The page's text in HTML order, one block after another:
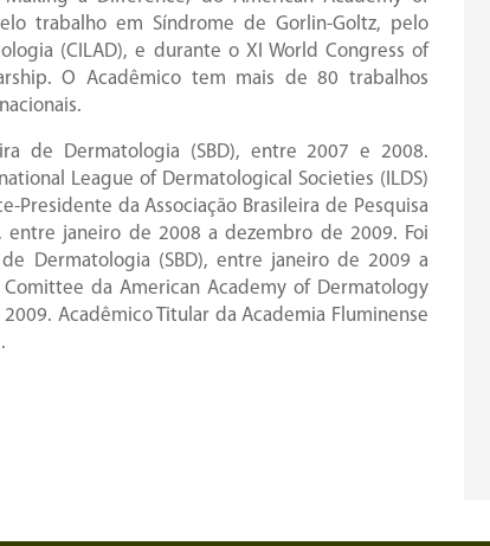
trabalho em Síndrome de Gorlin-Goltz, pelo
(CILAD), e durante o XI World Congress of
O Acadêmico tem mais de 80 trabalhos
de Dermatologia (SBD), entre 2007 e 2008.
League of Dermatological Societies (ILDS)
da Associação Brasileira de Pesquisa
entre janeiro de 2008 a dezembro de 2009. Foi
Dermatologia (SBD), entre janeiro de 2009 a
da American Academy of Dermatology
Acadêmico Titular da Academia Fluminense